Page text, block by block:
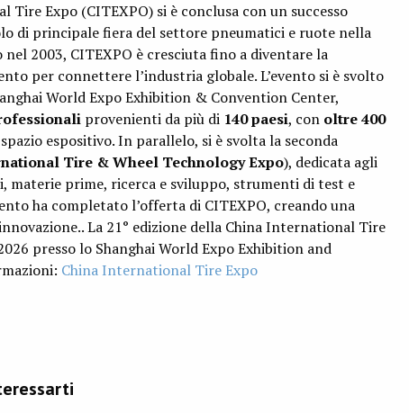
Tire Expo (CITEXPO) si è conclusa con un successo
di principale fiera del settore pneumatici e ruote nella
2003, CITEXPO è cresciuta fino a diventare la
per connettere l’industria globale. L’evento si è svolto
World Expo Exhibition & Convention Center,
provenienti da più di 140 paesi, con oltre 400
espositivo. In parallelo, si è svolta la seconda
Tire & Wheel Technology Expo), dedicata agli
materie prime, ricerca e sviluppo, strumenti di test e
ha completato l’offerta di CITEXPO, creando una
La 21° edizione della China International Tire
presso lo Shanghai World Expo Exhibition and
China International Tire Expo